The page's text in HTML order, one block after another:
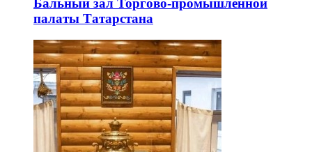
Бальный зал Торгово-промышленной
палаты Татарстана